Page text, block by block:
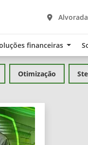
financeiras
Otimização